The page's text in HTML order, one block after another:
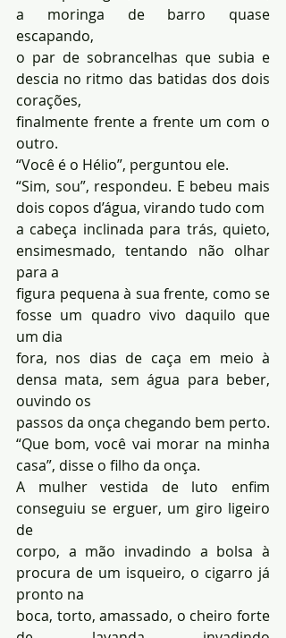
a moringa de barro quase
escapando,
o par de sobrancelhas que subia e
descia no ritmo das batidas dos dois
corações,
finalmente frente a frente um com o
outro.
“Você é o Hélio”, perguntou ele.
“Sim, sou”, respondeu. E bebeu mais
dois copos d’água, virando tudo com
a cabeça inclinada para trás, quieto,
ensimesmado, tentando não olhar
para a
figura pequena à sua frente, como se
fosse um quadro vivo daquilo que
um dia
fora, nos dias de caça em meio à
densa mata, sem água para beber,
ouvindo os
passos da onça chegando bem perto.
“Que bom, você vai morar na minha
casa”, disse o filho da onça.
A mulher vestida de luto enfim
conseguiu se erguer, um giro ligeiro
de
corpo, a mão invadindo a bolsa à
procura de um isqueiro, o cigarro já
pronto na
boca, torto, amassado, o cheiro forte